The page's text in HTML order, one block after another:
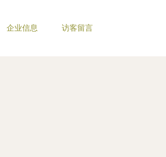
企业信息 访客留言